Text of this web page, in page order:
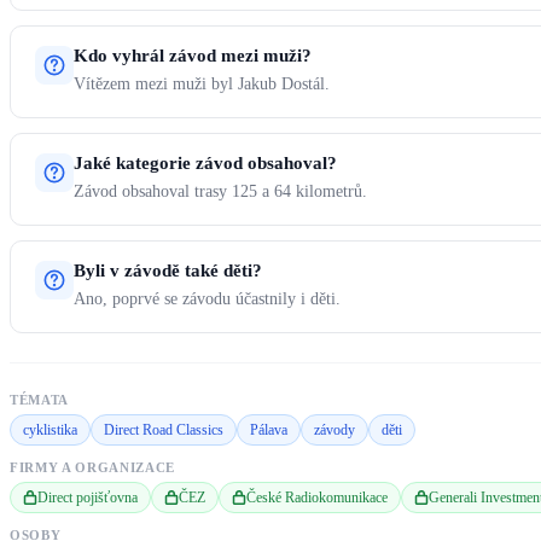
Kdo vyhrál závod mezi muži?
Vítězem mezi muži byl Jakub Dostál.
Jaké kategorie závod obsahoval?
Závod obsahoval trasy 125 a 64 kilometrů.
Byli v závodě také děti?
Ano, poprvé se závodu účastnily i děti.
TÉMATA
cyklistika Direct Road Classics Pálava závody děti
FIRMY A ORGANIZACE
Direct pojišťovna ČEZ České Radiokomunikace Generali
OSOBY